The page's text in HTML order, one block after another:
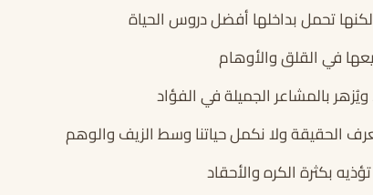
تحمل بداخلها أفضل دروس الحياة
في القلق والأوهام
بالمشاعر الجميلة في الفؤاد
الحقيقة ولا نكمل حياتنا وسط الزيف والوهم
بكثرة الكره والأحقاد